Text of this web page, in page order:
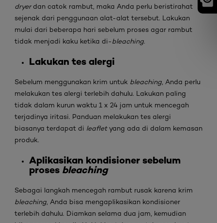
dryerdan catok rambut, maka Anda perlu beristirahat
sejenak dari penggunaan alat-alat tersebut. Lakukan
mulai dari beberapa hari sebelum proses agar rambut
tidak menjadi kaku ketika di-bleaching.
Lakukan tes alergi
Sebelum menggunakan krim untuk bleaching , Anda perlu
melakukan tes alergi terlebih dahulu. Lakukan paling
tidak dalam kurun waktu 1 x 24 jam untuk mencegah
terjadinya iritasi. Panduan melakukan tes alergi
biasanya terdapat di leafletyang ada di dalam kemasan
produk.
Aplikasikan kondisioner sebelum
proses bleaching
Sebagai langkah mencegah rambut rusak karena krim
bleaching , Anda bisa mengaplikasikan kondisioner
terlebih dahulu. Diamkan selama dua jam, kemudian